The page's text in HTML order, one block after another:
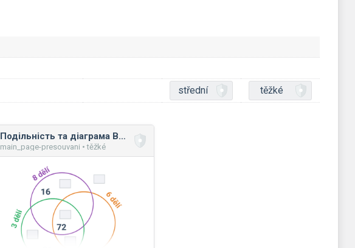
střední těžké
Подільність та діаграма Венна
main_page-presouvani • těžké